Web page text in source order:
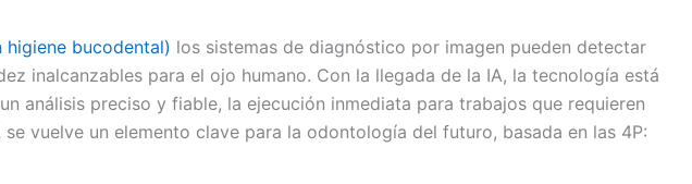
higiene bucodental) los sistemas de diagnóstico por imagen pueden detectar
inalcanzables para el ojo humano. Con la llegada de la IA, la tecnología está
análisis preciso y fiable, la ejecución inmediata para trabajos que requieren
vuelve un elemento clave para la odontología del futuro, basada en las 4P: